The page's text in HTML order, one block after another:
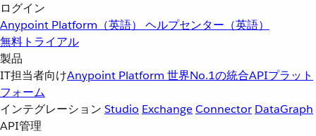
ログイン
Anypoint Platform（英語） ヘルプセンター（英語）
無料トライアル
製品
IT担当者向けAnypoint Platform 世界No.1の統合APIプラット
フォーム
インテグレーション Studio ExchangeConnector DataGraph
API管理